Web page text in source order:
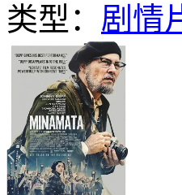
类型： 剧情